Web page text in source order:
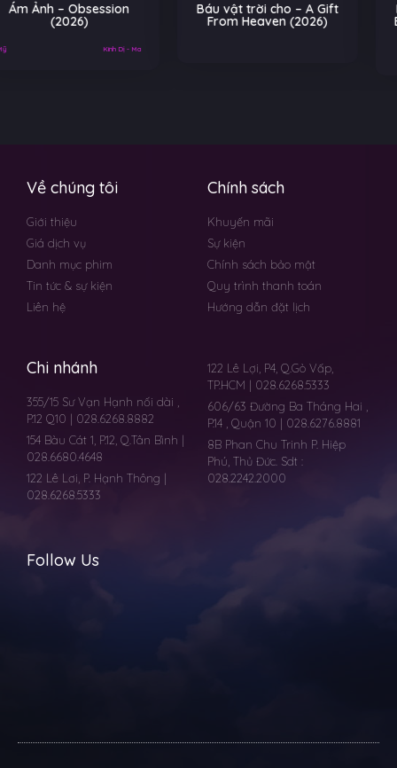
Báu vật trời cho – A Gift
From Heaven (2026)
He-Man và Những Chiến
Binh Vũ Trụ – Masters of
Về chúng tôi
Giới thiệu
Giá dịch vụ
Danh mục phim
Tin tức & sự kiện
Liên hệ
Chính sách
Khuyến mãi
Sự kiện
Chính sách bảo mật
Quy trình thanh toán
Hướng dẫn đặt lịch
Chi nhánh
355/15 Sư Vạn Hạnh nối dài ,
P.12 Q10 | 028.6268.8882
154 Bàu Cát 1, P.12, Q.Tân Bình |
028.6680.4648
122 Lê Lơi, P. Hạnh Thông |
028.6268.5333
122 Lê Lợi, P4, Q.Gò Vấp,
TP.HCM | 028.6268.5333
606/63 Đường Ba Tháng Hai ,
P.14 , Quận 10 | 028.6276.8881
8B Phan Chu Trinh P. Hiệp
Phú, Thủ Đức. Sdt :
028.2242.2000
Follow Us